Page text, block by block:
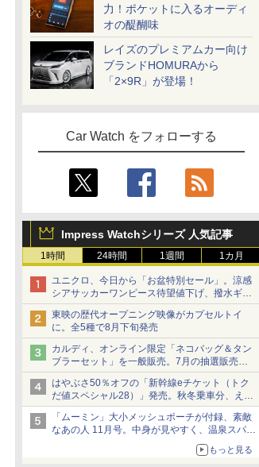
力！ポケットに入るオーディ
オの醍醐味
レイズのプレミアムカー向け
ブランドHOMURAから
「2×9R」が登場！
Car Watch をフォローする
Impress Watchシリーズ 人気記事
1時間 24時間 1週間 1カ月
ユニクロ、今日から「お盆特別セール」。涼感
シアサッカーワンピース待望値下げ、撥水ギア
ショーツは1990円に
東映の歴代オープニング映像がカプセルトイ
に。全5種で8月下旬発売
カルディ、オンライン限定「ネコバッグ＆タン
ブラーセット」を一般販売。7月の抽選販売の
当選無効分
はやぶさ50％オフの「新幹線eチケット（トク
だ値スペシャル28）」発売。秋冬乗車分、えき
ねっと限定
「ムーミン」大小メッシュポーチが付録、素敵
なあの人 11月号。中身が見やすく、温泉スパに
もっと見る